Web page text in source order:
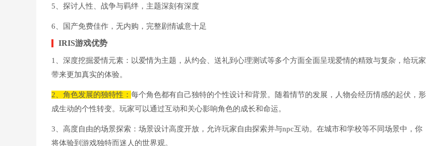
5、探讨人性、战争与羁绊，主题深刻有深度
6、国产免费佳作，无内购，完整剧情诚意十足
IRIS游戏优势
1、深度挖掘爱情元素：以爱情为主题，从约会、送礼到心理测试等多个方面全面呈现爱情的精致与复杂，给玩家
带来更加真实的体验。
2、角色发展的独特性： 每个角色都有自己独特的个性设计和背景。随着情节的发展，人物会经历情感的起伏，形
成生动的个性转变。玩家可以通过互动和关心影响角色的成长和命运。
3、高度自由的场景探索：场景设计高度开放，允许玩家自由探索并与npc互动。在城市和学校等不同场景中，你
将体验到游戏独特而迷人的世界观。